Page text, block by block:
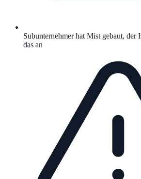
Subunternehmer hat Mist gebaut, der
das an